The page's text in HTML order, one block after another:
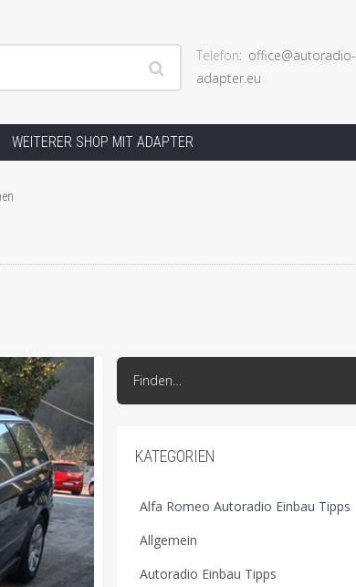
und Anleitungen
Telefon
office@autoradio-
adapter.eu
WEITERER SHOP MIT ADAPTER
Finden…
KATEGORIEN
Alfa Romeo Autoradio Einbau Tipps
Allgemein
Autoradio Einbau Tipps